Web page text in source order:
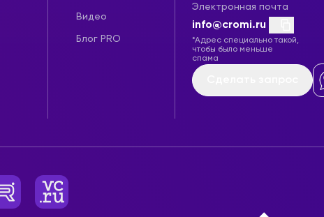
Видео
Блог PRO
Электронная почта
info@cromi.ru
*Адрес специально такой,
чтобы было меньше
спама